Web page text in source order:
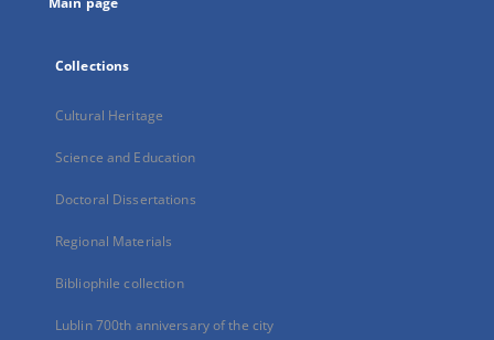
Collections
Cultural Heritage
Science and Education
Doctoral Dissertations
Regional Materials
Bibliophile collection
Lublin 700th anniversary of the city